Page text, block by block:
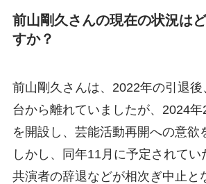
前山剛久さんの現在の状況は
すか？
前山剛久さんは、2022年の引退
台から離れていましたが、2024
を開設し、芸能活動再開への意欲
しかし、同年11月に予定されてい
共演者の辞退などが相次ぎ中止と